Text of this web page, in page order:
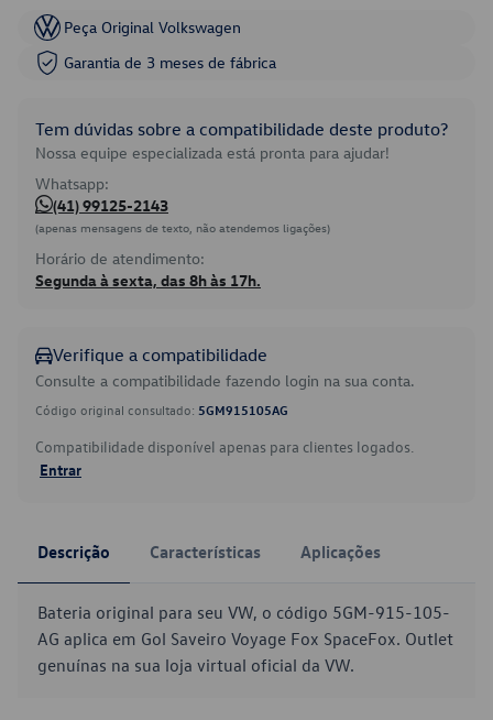
Peça Original Volkswagen
Garantia de 3 meses de fábrica
Tem dúvidas sobre a compatibilidade deste produto?
Nossa equipe especializada está pronta para ajudar!
Whatsapp:
(41) 99125-2143
(apenas mensagens de texto, não atendemos ligações)
Horário de atendimento:
Segunda à sexta, das 8h às 17h.
Verifique a compatibilidade
Consulte a compatibilidade fazendo login na sua conta.
Código original consultado: 5GM915105AG
Compatibilidade disponível apenas para clientes logados.
Entrar
Descrição Características Aplicações
Bateria original para seu VW, o código 5GM-915-105-
AG aplica em Gol Saveiro Voyage Fox SpaceFox. Outlet
genuínas na sua loja virtual oficial da VW.